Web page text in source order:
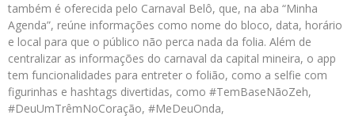
também é oferecida pelo Carnaval Belô, que, na aba “Minha
Agenda”, reúne informações como nome do bloco, data, horário
e local para que o público não perca nada da folia. Além de
centralizar as informações do carnaval da capital mineira, o app
tem funcionalidades para entreter o folião, como a selfie com
figurinhas e hashtags divertidas, como #TemBaseNãoZeh,
#DeuUmTrêmNoCoração, #MeDeuOnda,